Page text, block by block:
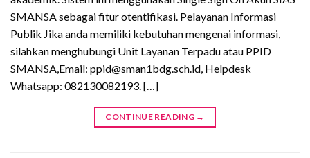
SMANSA sebagai fitur otentifikasi. Pelayanan Informasi
Publik Jika anda memiliki kebutuhan mengenai informasi,
silahkan menghubungi Unit Layanan Terpadu atau PPID
SMANSA,Email: ppid@sman1bdg.sch.id, Helpdesk
Whatsapp: 082130082193. […]
CONTINUE READING →